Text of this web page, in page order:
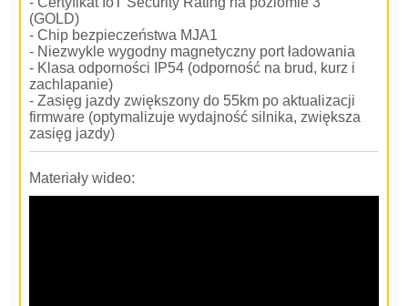
(GOLD)
- Chip bezpieczeństwa MJA1
- Niezwykle wygodny magnetyczny port ładowania
- Klasa odporności IP54 (odporność na brud, kurz i
zachlapanie)
- Zasięg jazdy zwiększony do 55km po aktualizacji
firmware (optymalizuje wydajność silnika, zwiększa
zasięg jazdy)
Materiały wideo: